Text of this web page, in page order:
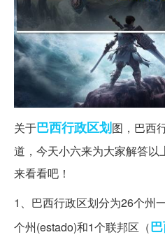
关于巴西行政区划图，巴西
道，今天小六来为大家解答以
来看看吧！
1、巴西行政区划分为26个州
个州(estado)和1个联邦区（